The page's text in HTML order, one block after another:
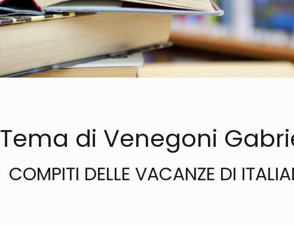
Tema di Venegoni
COMPITI DELLE VACANZE DI